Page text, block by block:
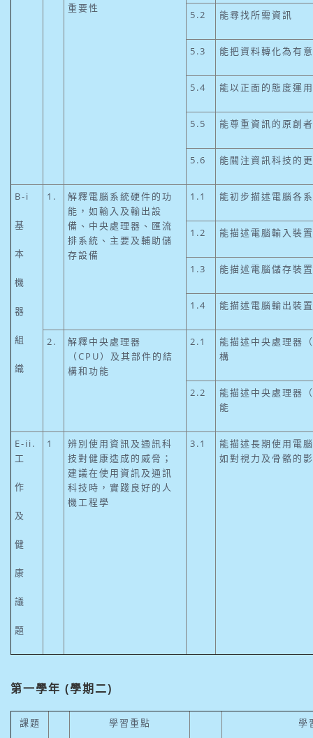
重要性
5.2 能尋找所需資訊
5.3 能把資料轉化為有
5.4 能以正面的態度運
5.5 能尊重資訊的原創者
5.6 能關注資訊科技的
B-i
基
本
機
器
組
織
1.
解釋電腦系統硬件的功
能，如輸入及輸出設
備、中央處理器、匯流
排系統、主要及輔助儲
存設備
1.1 能初步描述電腦各
1.2 能描述電腦輸入裝
1.3 能描述電腦儲存裝
1.4 能描述電腦輸出裝
2.
解釋中央處理器
（CPU）及其部件的結
構和功能
2.1
能描述中央處理器
構
2.2
能描述中央處理器
能
E-ii.
工
作
及
健
康
議
題
1
辨別使用資訊及通訊科
技對健康造成的威脅；
建議在使用資訊及通訊
科技時，實踐良好的人
機工程學
3.1
能描述長期使用電
如對視力及骨骼的
第一學年 (學期二)
課題 學習重點 學